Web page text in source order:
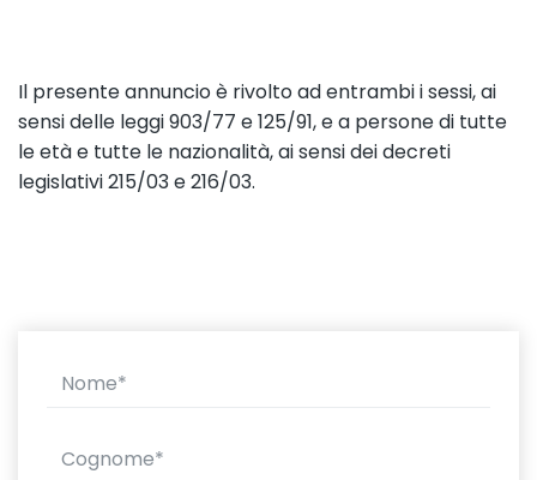
Il presente annuncio è rivolto ad entrambi i sessi, ai
sensi delle leggi 903/77 e 125/91, e a persone di tutte
le età e tutte le nazionalità, ai sensi dei decreti
legislativi 215/03 e 216/03.